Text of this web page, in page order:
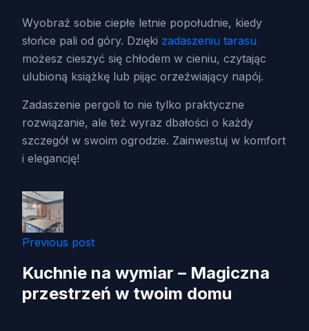
Wyobraź sobie ciepłe letnie popołudnie, kiedy
słońce pali od góry. Dzięki zadaszeniu tarasu
możesz cieszyć się chłodem w cieniu, czytając
ulubioną książkę lub pijąc orzeźwiający napój.
Zadaszenie pergoli to nie tylko praktyczne
rozwiązanie, ale też wyraz dbałości o każdy
szczegół w swoim ogrodzie. Zainwestuj w komfort
i elegancję!
Previous post
Kuchnie na wymiar – Magiczna
przestrzeń w twoim domu